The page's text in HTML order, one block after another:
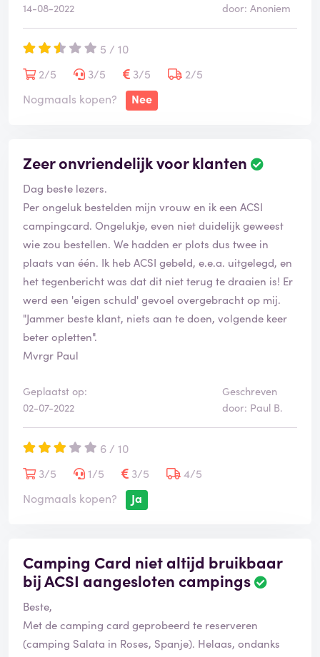
14-08-2022
door: Anoniem
5 / 10
2/5
3/5 3/5
2/5
Nogmaals kopen?
Nee
Zeer onvriendelijk voor klanten
Dag beste lezers.
Per ongeluk bestelden mijn vrouw en ik een ACSI
campingcard. Ongelukje, even niet duidelijk geweest
wie zou bestellen. We hadden er plots dus twee in
plaats van één. Ik heb ACSI gebeld, e.e.a. uitgelegd, en
het tegenbericht was dat dit niet terug te draaien is! Er
werd een 'eigen schuld' gevoel overgebracht op mij.
"Jammer beste klant, niets aan te doen, volgende keer
beter opletten".
Mvrgr Paul
Geplaatst op:
02-07-2022
Geschreven
door: Paul B.
6 / 10
3/5
1/5 3/5
4/5
Nogmaals kopen?
Ja
Camping Card niet altijd bruikbaar
bij ACSI aangesloten campings
Beste,
Met de camping card geprobeerd te reserveren
(camping Salata in Roses, Spanje). Helaas, ondanks